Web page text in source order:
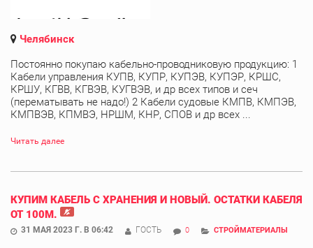
Челябинск
Постоянно покупаю кабельно-проводниковую продукцию: 1
Кабели управления КУПВ, КУПР, КУПЭВ, КУПЭР, КРШС,
КРШУ, КГВВ, КГВЭВ, КУГВЭВ, и др всех типов и сеч
(перематывать не надо!) 2 Кабели судовые КМПВ, КМПЭВ,
КМПВЭВ, КПМВЭ, НРШМ, КНР, СПОВ и др всех ...
Читать далее
КУПИМ КАБЕЛЬ С ХРАНЕНИЯ И НОВЫЙ. ОСТАТКИ КАБЕЛЯ
ОТ 100М.
31 МАЯ 2023 Г. В 06:42 ГОСТЬ 0 СТРОЙМАТЕРИАЛЫ